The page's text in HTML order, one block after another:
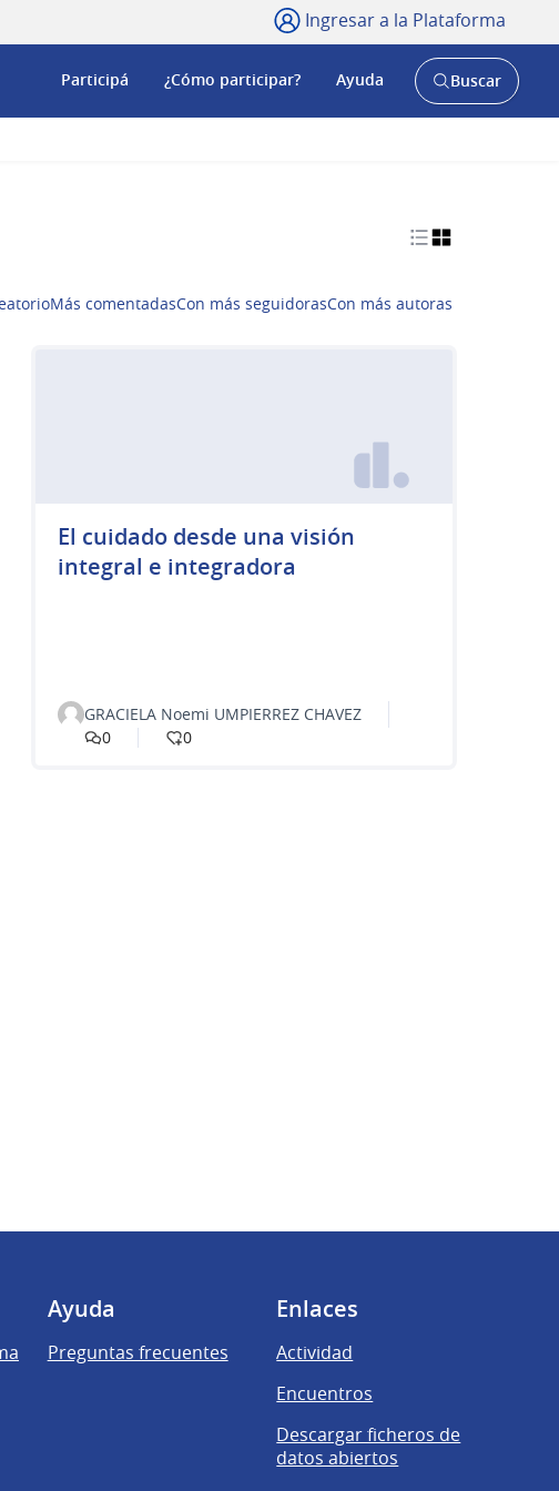
Ingresar a la Plataforma
Participá ¿Cómo participar? Ayuda
AbrirBuscar
Más comentadasCon más seguidorasCon más autoras
El cuidado desde una visión
integral e integradora
GRACIELA Noemi UMPIERREZ CHAVEZ
0
0
Ayuda
Preguntas frecuentes
Enlaces
Actividad
Encuentros
Descargar ficheros de
datos abiertos